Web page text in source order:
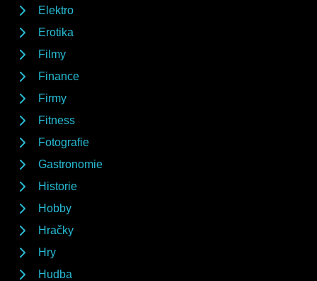
Elektro
Erotika
Filmy
Finance
Firmy
Fitness
Fotografie
Gastronomie
Historie
Hobby
Hračky
Hry
Hudba